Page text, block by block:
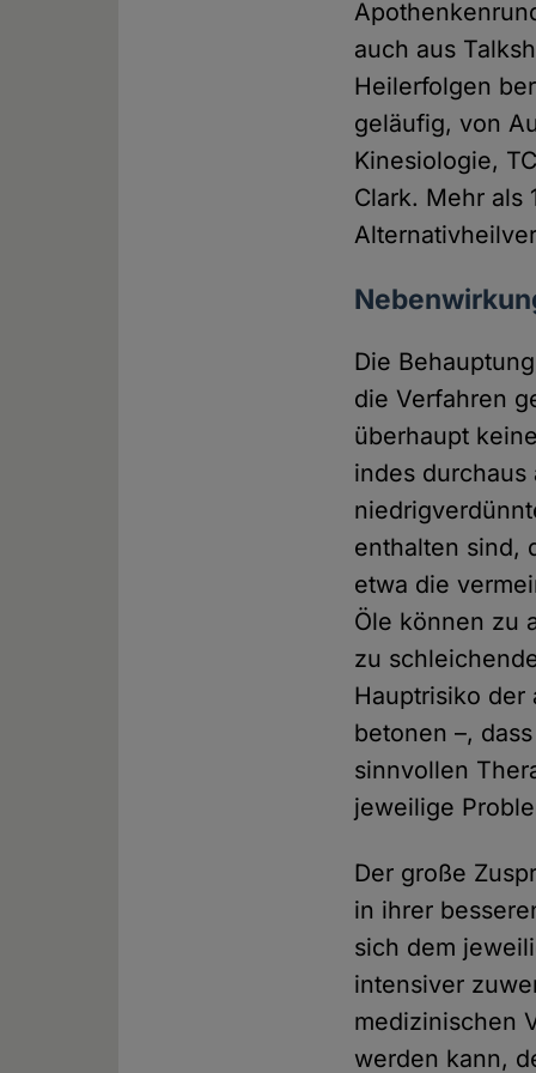
auch aus
Heilerfolgen
geläufig, von
Kinesiologie,
Clark. Mehr als
Die
die Verfahren
überhaupt
indes
enthalten sind,
etwa die
Öle können zu
zu
Hauptrisiko der
betonen –,
sinnvollen
jeweilige
Der große
in ihrer
sich dem
intensiver
medizinischen
werden kann,